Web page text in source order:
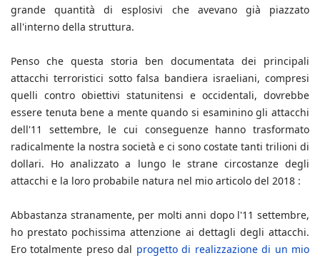
grande quantità di esplosivi che avevano già piazzato
all'interno della struttura.
Penso che questa storia ben documentata dei principali
attacchi terroristici sotto falsa bandiera israeliani, compresi
quelli contro obiettivi statunitensi e occidentali, dovrebbe
essere tenuta bene a mente quando si esaminino gli attacchi
dell'11 settembre, le cui conseguenze hanno trasformato
radicalmente la nostra società e ci sono costate tanti trilioni di
dollari. Ho analizzato a lungo le strane circostanze degli
attacchi e la loro probabile natura nel mio articolo del 2018 :
Abbastanza stranamente, per molti anni dopo l'11 settembre,
ho prestato pochissima attenzione ai dettagli degli attacchi.
Ero totalmente preso dal progetto di realizzazione di un mio